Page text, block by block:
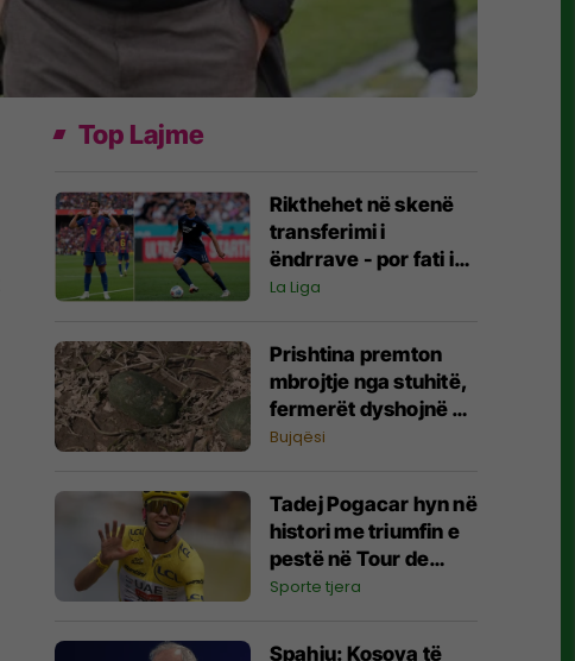
Top Lajme
Rikthehet në skenë
transferimi i
ëndrrave - por fati i
Fisnik Asllanit
Ferran Torres
La Liga
Prishtina premton
mbrojtje nga stuhitë,
fermerët dyshojnë në
mbrojtjen nga
Bujqësi
Tadej Pogacar hyn në
histori me triumfin e
pestë në Tour de
France
Sporte tjera
Spahiu: Kosova të